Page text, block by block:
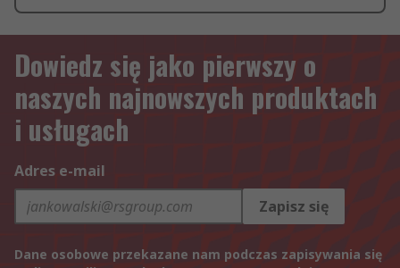
Dowiedz się jako pierwszy o
naszych najnowszych produktach
i usługach
Adres e-mail
Zapisz się
Dane osobowe przekazane nam podczas zapisywania się